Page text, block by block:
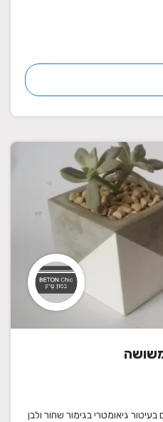
גיאומטרי בגימור שחור ולבן